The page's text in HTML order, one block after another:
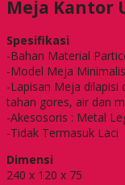
Meja Kantor
Spesifikasi
-Bahan Material
-Model Meja
-Lapisan Meja
tahan gores, air dan
-Akesosoris : Metal
-Tidak Termasuk Laci
Dimensi
240 x 120 x 75